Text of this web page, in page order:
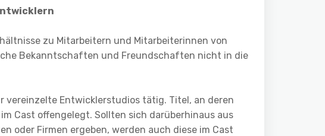
zu Mitarbeitern und Mitarbeiterinnen von
Bekanntschaften und Freundschaften nicht in die
vereinzelte Entwicklerstudios tätig. Titel, an deren
Cast offengelegt. Sollten sich darüberhinaus aus
oder Firmen ergeben, werden auch diese im Cast